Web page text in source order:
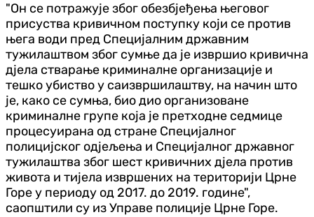
"Он се потражује због обезбјеђења његовог
присуства кривичном поступку који се против
њега води пред Специјалним државним
тужилаштвом због сумње да је извршио кривична
дјела стварање криминалне организације и
тешко убиство у саизвршилаштву, на начин што
је, како се сумња, био дио организоване
криминалне групе која је претходне седмице
процесуирана од стране Специјалног
полицијског одјељења и Специјалног државног
тужилаштва због шест кривичних дјела против
живота и тијела извршених на територији Црне
Горе у периоду од 2017. до 2019. године",
саопштили су из Управе полиције Црне Горе.